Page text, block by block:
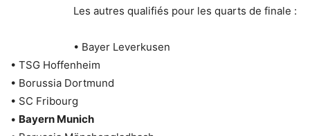
Les autres qualifiés pour les quarts de finale :
• Bayer Leverkusen
• TSG Hoffenheim
• Borussia Dortmund
• SC Fribourg
• Bayern Munich